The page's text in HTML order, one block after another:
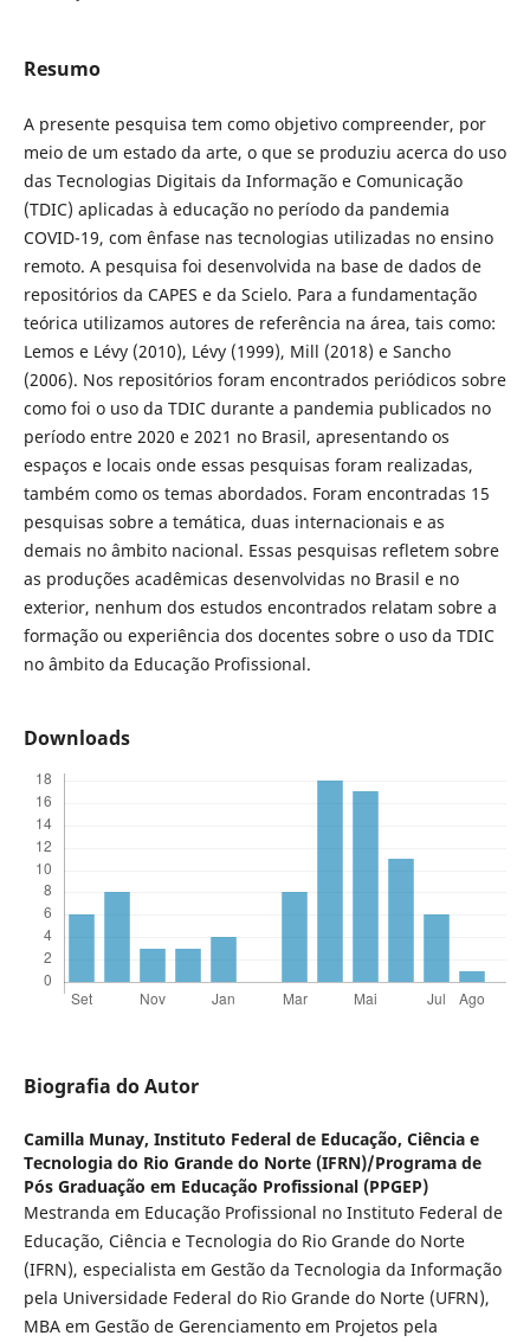
Resumo
A presente pesquisa tem como objetivo compreender, por
meio de um estado da arte, o que se produziu acerca do uso
das Tecnologias Digitais da Informação e Comunicação
(TDIC) aplicadas à educação no período da pandemia
COVID-19, com ênfase nas tecnologias utilizadas no ensino
remoto. A pesquisa foi desenvolvida na base de dados de
repositórios da CAPES e da Scielo. Para a fundamentação
teórica utilizamos autores de referência na área, tais como:
Lemos e Lévy (2010), Lévy (1999), Mill (2018) e Sancho
(2006). Nos repositórios foram encontrados periódicos sobre
como foi o uso da TDIC durante a pandemia publicados no
período entre 2020 e 2021 no Brasil, apresentando os
espaços e locais onde essas pesquisas foram realizadas,
também como os temas abordados. Foram encontradas 15
pesquisas sobre a temática, duas internacionais e as
demais no âmbito nacional. Essas pesquisas refletem sobre
as produções acadêmicas desenvolvidas no Brasil e no
exterior, nenhum dos estudos encontrados relatam sobre a
formação ou experiência dos docentes sobre o uso da TDIC
no âmbito da Educação Profissional.
Downloads
Biografia do Autor
Camilla Munay, Instituto Federal de Educação, Ciência e
Tecnologia do Rio Grande do Norte (IFRN)/Programa de
Pós Graduação em Educação Profissional (PPGEP)
Mestranda em Educação Profissional no Instituto Federal de
Educação, Ciência e Tecnologia do Rio Grande do Norte
(IFRN), especialista em Gestão da Tecnologia da Informação
pela Universidade Federal do Rio Grande do Norte (UFRN),
MBA em Gestão de Gerenciamento em Projetos pela